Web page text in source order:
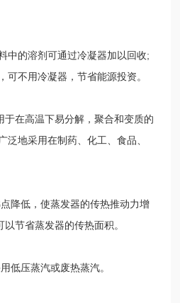
的溶剂可通过冷凝器加以回收;
可不用冷凝器，节省能源投资。
于在高温下易分解，聚合和变质的
泛地采用在制药、化工、食品、
低，使蒸发器的传热推动力增
节省蒸发器的传热面积。
压蒸汽或废热蒸汽。